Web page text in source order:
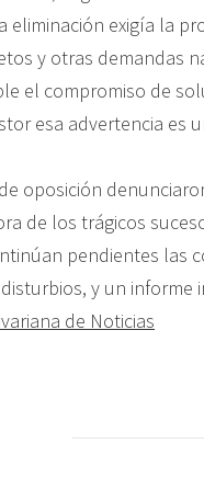
eliminación exigía la
y otras demandas
el compromiso de
esa advertencia
oposición
de los trágicos
pendientes las
y un
de Noticias